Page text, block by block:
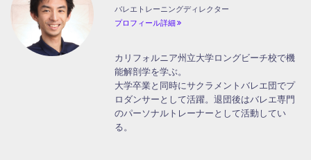
バレエトレーニングディレクター
プロフィール詳細
カリフォルニア州立大学ロングビーチ校で機
能解剖学を学ぶ。
大学卒業と同時にサクラメントバレエ団でプ
ロダンサーとして活躍。退団後はバレエ専門
のパーソナルトレーナーとして活動してい
る。